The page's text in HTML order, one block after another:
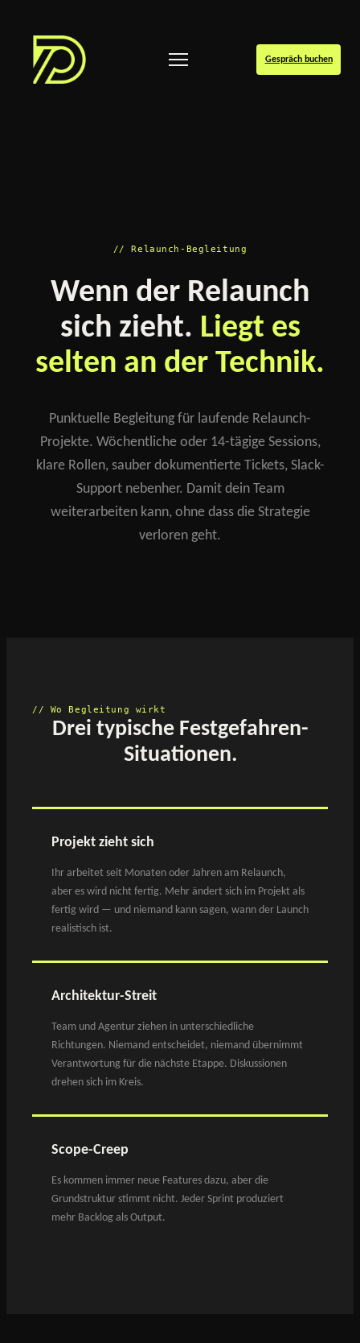
Gespräch buchen
// Relaunch-Begleitung
Wenn der Relaunch
sich zieht. Liegt es
selten an der Technik.
Punktuelle Begleitung für laufende Relaunch-
Projekte. Wöchentliche oder 14-tägige Sessions,
klare Rollen, sauber dokumentierte Tickets, Slack-
Support nebenher. Damit dein Team
weiterarbeiten kann, ohne dass die Strategie
verloren geht.
// Wo Begleitung wirkt
Drei typische Festgefahren-
Situationen.
Projekt zieht sich
Ihr arbeitet seit Monaten oder Jahren am Relaunch,
aber es wird nicht fertig. Mehr ändert sich im Projekt als
fertig wird — und niemand kann sagen, wann der Launch
realistisch ist.
Architektur-Streit
Team und Agentur ziehen in unterschiedliche
Richtungen. Niemand entscheidet, niemand übernimmt
Verantwortung für die nächste Etappe. Diskussionen
drehen sich im Kreis.
Scope-Creep
Es kommen immer neue Features dazu, aber die
Grundstruktur stimmt nicht. Jeder Sprint produziert
mehr Backlog als Output.